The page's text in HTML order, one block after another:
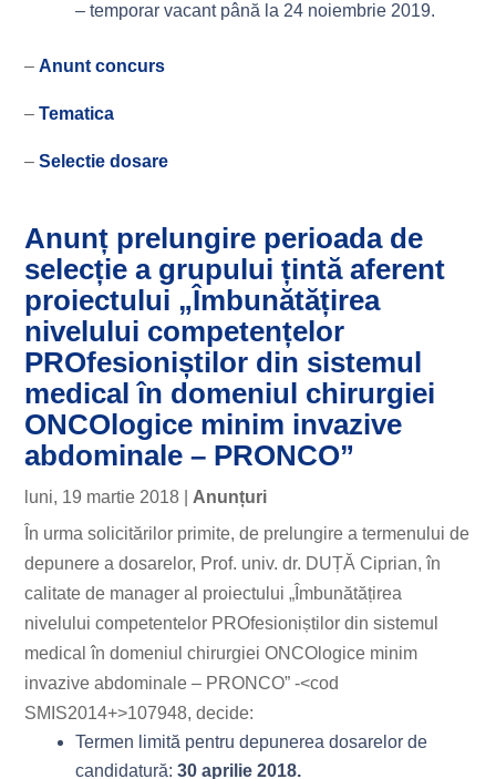
– temporar vacant până la 24 noiembrie 2019.
–Anunt concurs
–Tematica
–Selectie dosare
Anunț prelungire perioada de
selecție a grupului țintă aferent
proiectului „Îmbunătățirea
nivelului competențelor
PROfesioniștilor din sistemul
medical în domeniul chirurgiei
ONCOlogice minim invazive
abdominale – PRONCO”
luni, 19 martie 2018
Anunțuri
În urma solicitărilor primite, de prelungire a termenului de
depunere a dosarelor, Prof. univ. dr. DUȚĂ Ciprian, în
calitate de manager al proiectului „Îmbunătățirea
nivelului competentelor PROfesioniștilor din sistemul
medical în domeniul chirurgiei ONCOlogice minim
invazive abdominale – PRONCO” -<cod
SMIS2014+>107948, decide:
Termen limită pentru depunerea dosarelor de
candidatură:30 aprilie 2018.